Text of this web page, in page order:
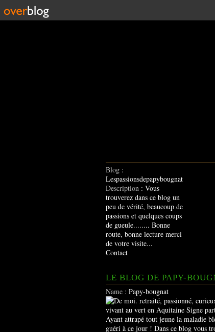
Blog :
Lespassionsdepapybougnat
Description : Vous
trouverez dans ce blog un
peu de vérité, beaucoup de
passions et quelques coups
de gueule........ Bonne
route, bonne lecture merci
de votre visite...
Contact
LE BLOG DE PAPY-
Name : Papy-bougnat